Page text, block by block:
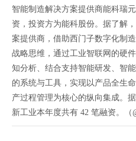
智能制造解决方案提供商能科瑞
资，投资方为能科股份。据了解
案提供商，借助西门子数字化制
战略思维，通过工业智联网的硬
知分析、结合支持智能研发、智
的系统与工具，实现以产品全生
产过程管理为核心的纵向集成。
新工业本年度共有 42 笔融资。（